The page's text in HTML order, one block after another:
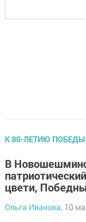
К 80-ЛЕТИЮ ПОБЕДЫ
В
цвети,
Ольга Иванова, 10